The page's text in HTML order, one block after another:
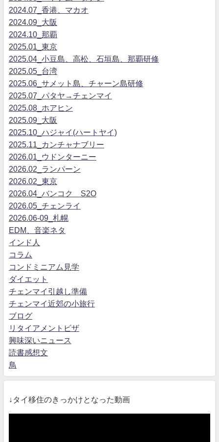
2024.07_香港、マカオ
2024.09_大阪
2024.10_那覇
2025.01_東京
2025.04_小豆島、高松、石垣島、那覇研修
2025.05_台湾
2025.06_サメット島、チャーン島研修
2025.07_パタヤ→チェンマイ
2025.08_ホアヒン
2025.09_大阪
2025.10_ハジャイ(ハートヤイ)
2025.11_カンチャナブリー
2026.01_ウドンターニー
2026.02_ランパーン
2026.02_東京
2026.04_バンコク S2O
2026.05_チェンライ
2026.06-09_札幌
EDM、音楽ネタ
インド人
コラム
コンドミニアム見学
ダイエット
チェンマイ引越し準備
チェンマイ近郊の小旅行
ブログ
リタイアメントビザ
興味深いニュース
読書感想文
鳥
↓タイ移住のきっかけとなった動画